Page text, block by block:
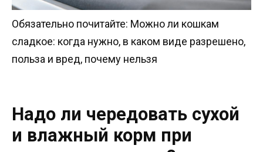
Обязательно почитайте: Можно ли кошкам
сладкое: когда нужно, в каком виде разрешено,
польза и вред, почему нельзя
Надо ли чередовать сухой
и влажный корм при